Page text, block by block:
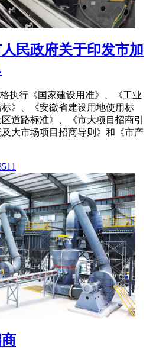
人民政府关于印发市加
执行《国家建设用准》、《工业
》、《安徽省建设用地使用标
道路标准》、《市大项目招商引
大市场项目招商导则》和《市产